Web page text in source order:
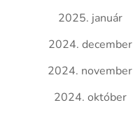
2025. január
2024. december
2024. november
2024. október